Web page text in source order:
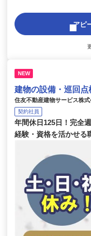
アピ
NEW
建物の設備・巡回点
住友不動産建物サービス株
契約社員
年間休日125日！完全
経験・資格を活かせる